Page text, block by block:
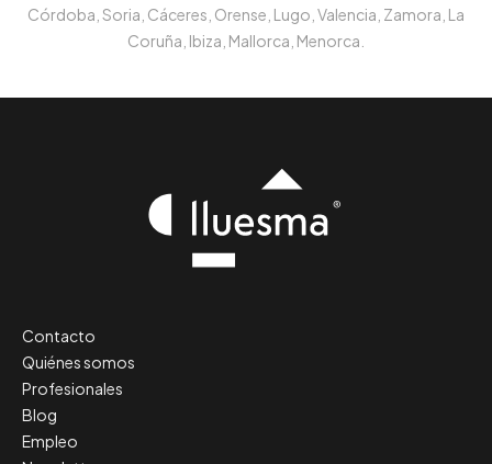
Córdoba, Soria, Cáceres, Orense, Lugo, Valencia, Zamora, La
Coruña, Ibiza, Mallorca, Menorca.
Contacto
Quiénes somos
Profesionales
Blog
Empleo